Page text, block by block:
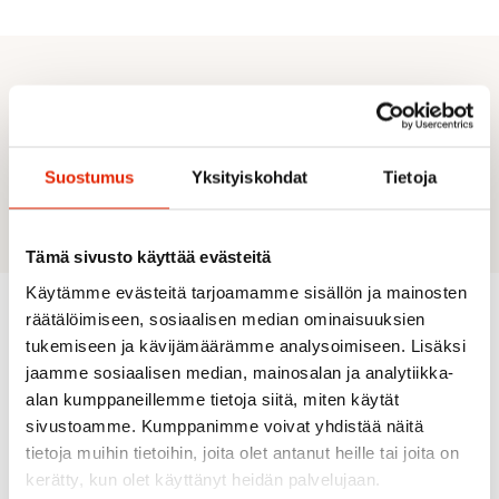
Suostumus Yksityiskohdat Tietoja
Tämä sivusto käyttää evästeitä
Käytämme evästeitä tarjoamamme sisällön ja mainosten
räätälöimiseen, sosiaalisen median ominaisuuksien
tukemiseen ja kävijämäärämme analysoimiseen. Lisäksi
jaamme sosiaalisen median, mainosalan ja analytiikka-
alan kumppaneillemme tietoja siitä, miten käytät
sivustoamme. Kumppanimme voivat yhdistää näitä
tietoja muihin tietoihin, joita olet antanut heille tai joita on
kerätty, kun olet käyttänyt heidän palvelujaan.
Kaksi vetoketjullista taskua
Suositeltua sinulle
ALE ALE ALE